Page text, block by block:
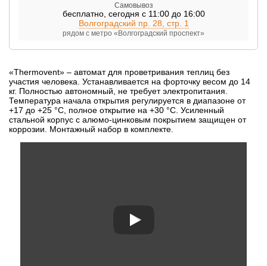
Самовывоз
бесплатно, сегодня с 11:00 до 16:00
Волгоградский пр. 28, стр. 1
рядом с метро «Волгоградский проспект»
«Thermovent» – автомат для проветривания теплиц без
участия человека. Устанавливается на форточку весом до 14
кг. Полностью автономный, не требует электропитания.
Температура начала открытия регулируется в диапазоне от
+17 до +25 °C, полное открытие на +30 °C. Усиленный
стальной корпус с алюмо-цинковым покрытием защищен от
коррозии. Монтажный набор в комплекте.